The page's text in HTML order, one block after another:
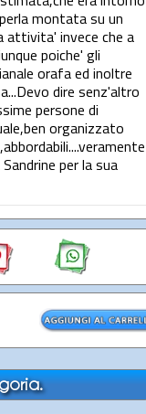
montata su un
attivita' invece che a
poiche' gli
orafa ed inoltre
dire senz'altro
persone di
organizzato
per la sua